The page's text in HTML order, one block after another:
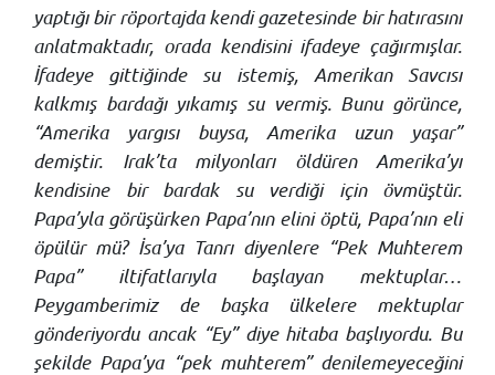
yaptığı bir röportajda kendi gazetesinde bir hatırasını
anlatmaktadır, orada kendisini ifadeye çağırmışlar.
İfadeye gittiğinde su istemiş, Amerikan Savcısı
kalkmış bardağı yıkamış su vermiş. Bunu görünce,
“Amerika yargısı buysa, Amerika uzun yaşar”
demiştir. Irak’ta milyonları öldüren Amerika’yı
kendisine bir bardak su verdiği için övmüştür.
Papa’yla görüşürken Papa’nın elini öptü, Papa’nın eli
öpülür mü? İsa’ya Tanrı diyenlere “Pek Muhterem
Papa” iltifatlarıyla başlayan mektuplar…
Peygamberimiz de başka ülkelere mektuplar
gönderiyordu ancak “Ey” diye hitaba başlıyordu. Bu
şekilde Papa’ya “pek muhterem” denilemeyeceğini